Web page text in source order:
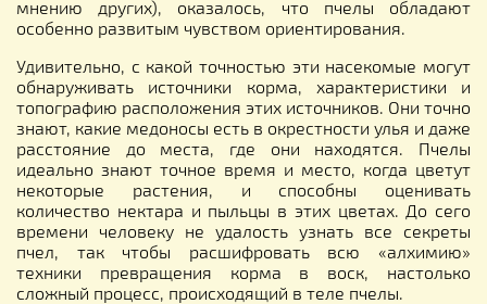
мнению других), оказалось, что пчелы обладают
особенно развитым чувством ориентирования.
Удивительно, с какой точностью эти насекомые могут
обнаруживать источники корма, характеристики и
топографию расположения этих источников. Они точно
знают, какие медоносы есть в окрестности улья и даже
расстояние до места, где они находятся. Пчелы
идеально знают точное время и место, когда цветут
некоторые растения, и способны оценивать
количество нектара и пыльцы в этих цветах. До сего
времени человеку не удалость узнать все секреты
пчел, так чтобы расшифровать всю «алхимию»
техники превращения корма в воск, настолько
сложный процесс, происходящий в теле пчелы.